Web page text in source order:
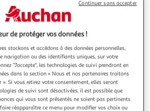
100
le
(1)
de protéger vos données !
stockons et accédons à des données personnelles,
navigation ou des identifiants uniques, sur votre
"J'accepte", les technologies de suivi prendront en
dans la section « Nous et nos partenaires traitons
Si vous retirez votre consentement, elles seront
de suivi sont désactivées, il est possible que
qui vous sont présentés ne soient pas pertinents
réapparaître ce menu pour modifier vos choix ou
Continuer sans accepter